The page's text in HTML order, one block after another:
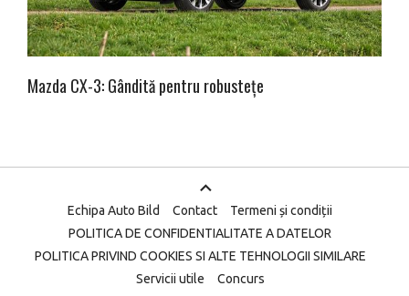
Mazda CX-3: Gândită pentru robustețe
Echipa Auto Bild Contact
Termeni și condiții
POLITICA DE CONFIDENTIALITATE A DATELOR
POLITICA PRIVIND COOKIES SI ALTE TEHNOLOGII SIMILARE
Servicii utile
Concurs